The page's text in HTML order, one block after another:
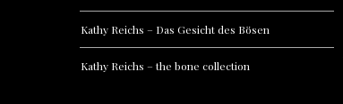
Kathy Reichs – Das Gesicht des Bösen
Kathy Reichs – the bone collection